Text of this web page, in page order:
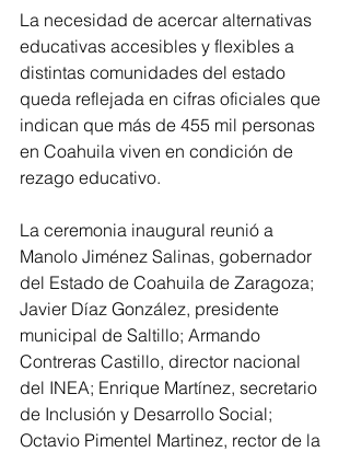
La necesidad de acercar alternativas
educativas accesibles y flexibles a
distintas comunidades del estado
queda reflejada en cifras oficiales que
indican que más de 455 mil personas
en Coahuila viven en condición de
rezago educativo.
La ceremonia inaugural reunió a
Manolo Jiménez Salinas, gobernador
del Estado de Coahuila de Zaragoza;
Javier Díaz González, presidente
municipal de Saltillo; Armando
Contreras Castillo, director nacional
del INEA; Enrique Martínez, secretario
de Inclusión y Desarrollo Social;
Octavio Pimentel Martinez, rector de la